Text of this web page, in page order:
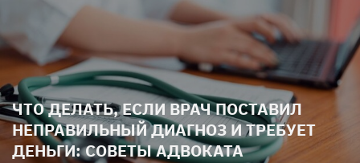
ЧТО ДЕЛАТЬ, ЕСЛИ ВРАЧ ПОСТАВИЛ
НЕПРАВИЛЬНЫЙ ДИАГНОЗ И ТРЕБУЕТ
ДЕНЬГИ: СОВЕТЫ АДВОКАТА